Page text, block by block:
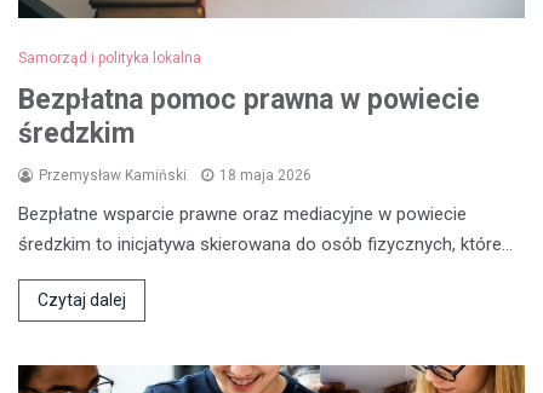
Samorząd i polityka lokalna
Bezpłatna pomoc prawna w powiecie
średzkim
Przemysław Kamiński 18 maja 2026
Bezpłatne wsparcie prawne oraz mediacyjne w powiecie
średzkim to inicjatywa skierowana do osób fizycznych, które…
Czytaj dalej